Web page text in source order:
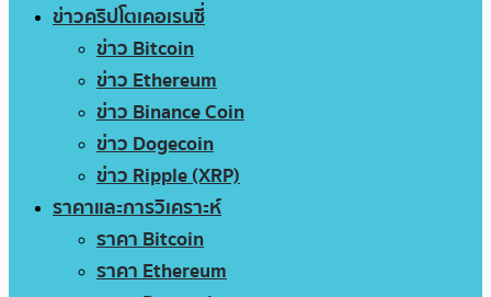
ข่าวคริปโตเคอเรนซี่
ข่าว Bitcoin
ข่าว Ethereum
ข่าว Binance Coin
ข่าว Dogecoin
ข่าว Ripple (XRP)
ราคาและการวิเคราะห์
ราคา Bitcoin
ราคา Ethereum